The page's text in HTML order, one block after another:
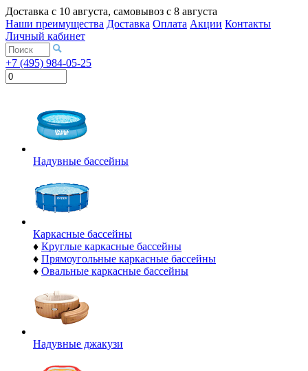
Доставка с 10 августа, самовывоз с 8 августа
Наши преимущества Доставка Оплата Акции Контакты
Личный кабинет
+7 (495) 984-05-25
Надувные бассейны
Каркасные бассейны
♦ Круглые каркасные бассейны
♦ Прямоугольные каркасные бассейны
♦ Овальные каркасные бассейны
Надувные джакузи